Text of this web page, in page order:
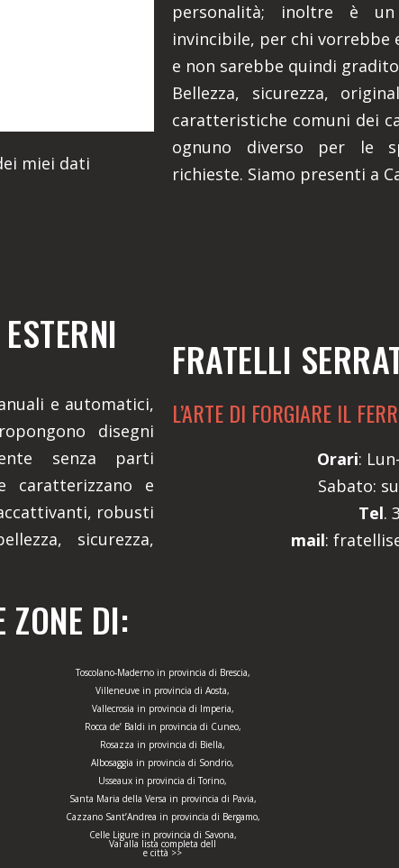
miei dati
personalità; inoltre è
invincibile, per chi vorrebbe
e non sarebbe quindi
Bellezza, sicurezza,
caratteristiche comuni dei
ognuno diverso per le
richieste. Siamo presenti a
e automatici,
disegni
senza parti
caratterizzano e
robusti
sicurezza,
FRATELLI
L’ARTE DI FORGIARE IL
Orari:
Sabato:
Tel.
mail:
ZONE DI:
Toscolano-Maderno in provincia di Brescia,
Villeneuve in provincia di Aosta,
Vallecrosia in provincia di Imperia,
Rocca de’ Baldi in provincia di Cuneo,
Rosazza in provincia di Biella,
Albosaggia in provincia di Sondrio,
Usseaux in provincia di Torino,
Santa Maria della Versa in provincia di Pavia,
Cazzano Sant’Andrea in provincia di Bergamo,
Celle Ligure in provincia di Savona,
Vai alla lista completa dell
e città >>